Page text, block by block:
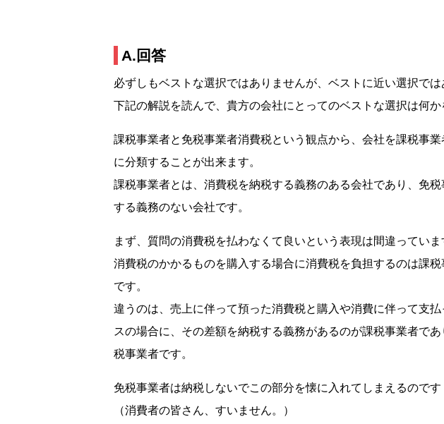
A.回答
必ずしもベストな選択ではありませんが、ベストに近い選択では
下記の解説を読んで、貴方の会社にとってのベストな選択は何か
課税事業者と免税事業者消費税という観点から、会社を課税事
に分類することが出来ます。
課税事業者とは、消費税を納税する義務のある会社であり、免
する義務のない会社です。
まず、質問の消費税を払わなくて良いという表現は間違っていま
消費税のかかるものを購入する場合に消費税を負担するのは課
です。
違うのは、売上に伴って預った消費税と購入や消費に伴って支
スの場合に、その差額を納税する義務があるのが課税事業者で
税事業者です。
免税事業者は納税しないでこの部分を懐に入れてしまえるのです
（消費者の皆さん、すいません。）